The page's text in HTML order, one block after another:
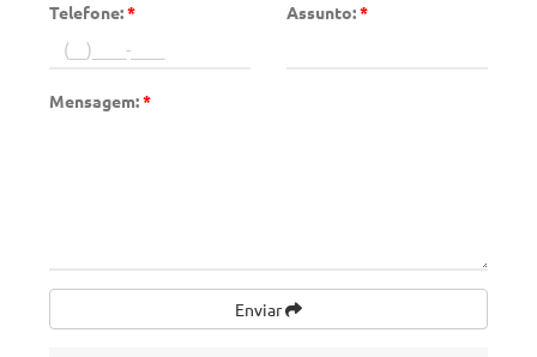
Telefone:* Assunto:*
Mensagem:*
Enviar